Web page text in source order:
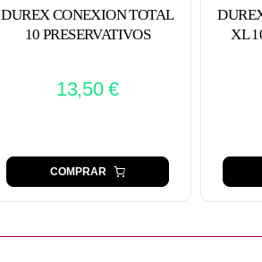
DUREX CONEXION TOTAL
10 PRESERVATIVOS
13,50€
COMPRAR
XL